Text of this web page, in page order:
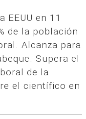
EEUU en 11
de la población
Alcanza para
Supera el
de la
el científico en